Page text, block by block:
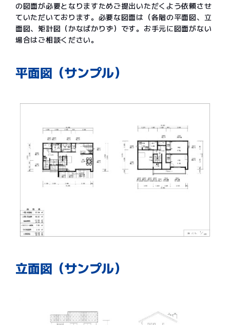
の図面が必要となりますためご提出いただくよう依頼させ
ていただいております。必要な図面は（各階の平面図、立
面図、矩計図（かなばかりず）です。お手元に図面がない
場合はご相談ください。
平面図（サンプル）
立面図（サンプル）